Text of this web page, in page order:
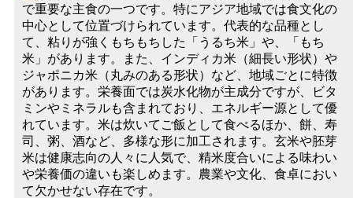
で重要な主食の一つです。特にアジア地域では食文化の
中心として位置づけられています。代表的な品種とし
て、粘りが強くもちもちした「うるち米」や、「もち
米」があります。また、インディカ米（細長い形状）や
ジャポニカ米（丸みのある形状）など、地域ごとに特徴
があります。栄養面では炭水化物が主成分ですが、ビタ
ミンやミネラルも含まれており、エネルギー源として優
れています。米は炊いてご飯として食べるほか、餅、寿
司、粥、酒など、多様な形に加工されます。玄米や胚芽
米は健康志向の人々に人気で、精米度合いによる味わい
や栄養価の違いも楽しめます。農業や文化、食卓におい
て欠かせない存在です。